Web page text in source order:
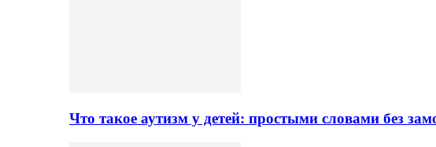
Что такое аутизм у детей: простыми словами без